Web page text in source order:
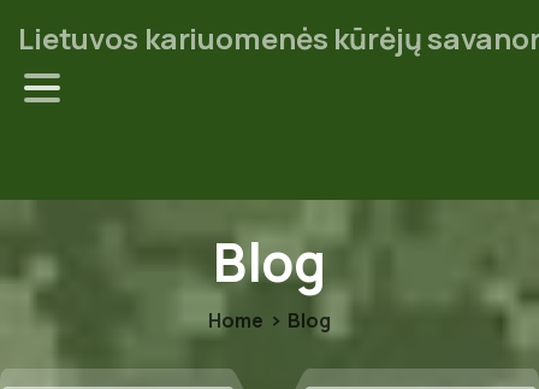
Lietuvos kariuomenės kūrėjų
Blog
Home Blog